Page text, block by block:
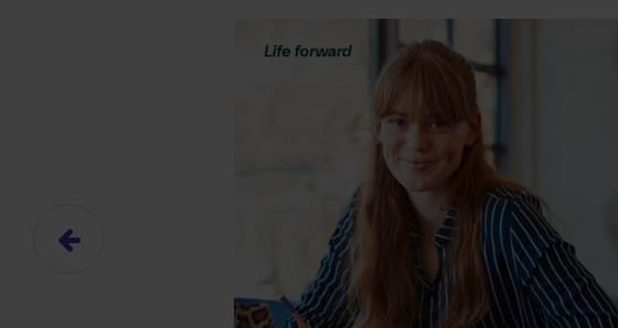
Hier gibt es (eigentlich) was Cooles
Das hier ist ein Platzhalter für Video-Content
Ja, ich erlaube die externen Inhalte von
Ich bin damit einverstanden, dass mir die externen
an Drittplattformen übermittelt werden. Mehr Infos